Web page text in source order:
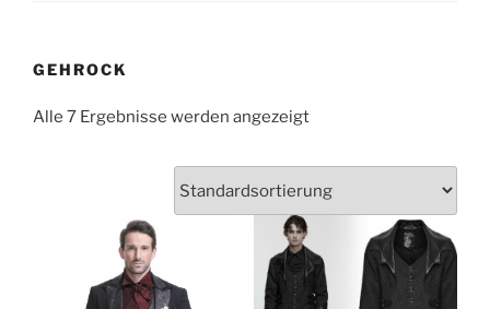
GEHROCK
Alle 7 Ergebnisse werden angezeigt